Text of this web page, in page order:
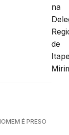
na
de
É PRESO